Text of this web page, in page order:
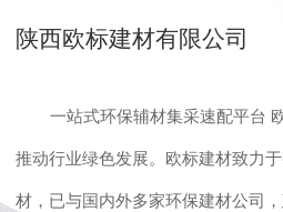
陕西欧标建材有限公司
一站式环保辅材集采速配平台
推动行业绿色发展。欧标建材致力
材，已与国内外多家环保建材公司